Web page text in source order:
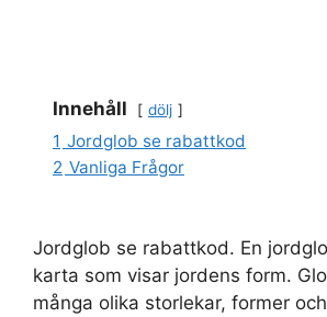
Innehåll dölj
1 Jordglob se rabattkod
2 Vanliga Frågor
Jordglob se rabattkod. En
karta som visar jordens form.
många olika storlekar, former